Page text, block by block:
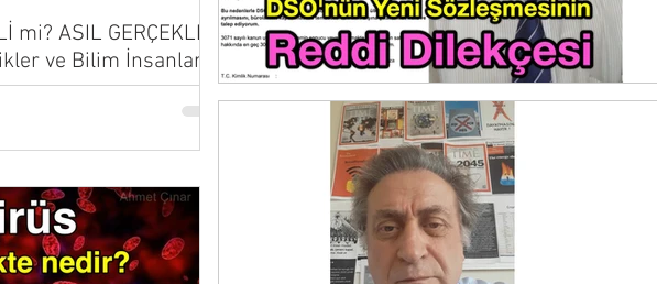
mi? ASIL GERÇEKLER
ve Bilim İnsanları